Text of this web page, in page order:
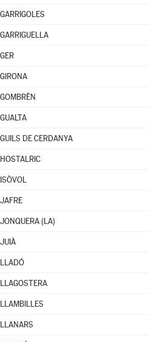
GARRIGOLES
GARRIGUELLA
GER
GIRONA
GOMBRÈN
GUALTA
GUILS DE CERDANYA
HOSTALRIC
ISÒVOL
JAFRE
JONQUERA (LA)
JUIÀ
LLADÓ
LLAGOSTERA
LLAMBILLES
LLANARS